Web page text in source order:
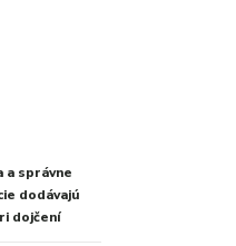
a správne
dodávajú
dojčení